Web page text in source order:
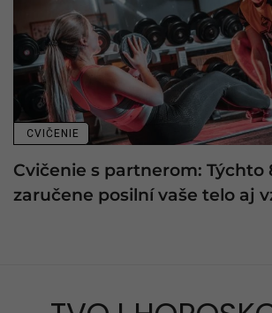
CVIČENIE
Cvičenie s partnerom: Týchto
zaručene posilní vaše telo aj